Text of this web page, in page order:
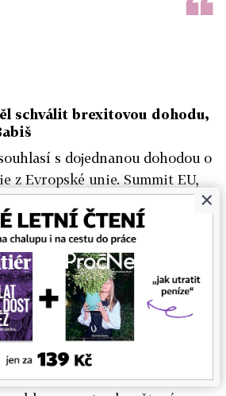
schválit brexitovou dohodu,
s dojednanou dohodou o
z Evropské unie. Summit EU,
na vrcholné unijní jednání
Babiš.
mezi Velkou Británií a EU by
ekonomice
David Malpass se
vztahů mezi Británií a
×